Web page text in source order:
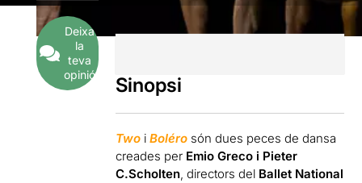
Deixa
la
teva
opinió
Sinopsi
Two iBoléro són dues peces de dansa
creades per Emio Greco i Pieter
C.Scholten, directors del Ballet National